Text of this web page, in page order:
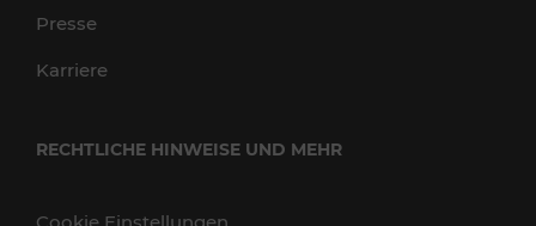
Presse
Karriere
RECHTLICHE HINWEISE UND MEHR